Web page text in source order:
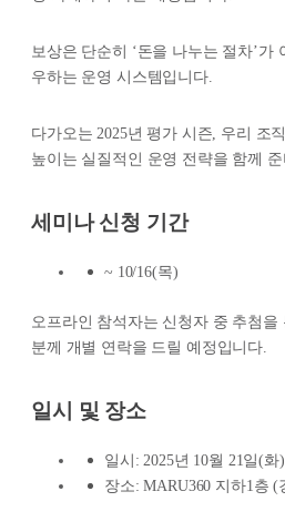
보상은 단순히 ‘돈을 나누는 절차’
우하는 운영 시스템입니다.
다가오는 2025년 평가 시즌, 우리 조
높이는 실질적인 운영 전략을 함께 준
세미나 신청 기간
~ 10/16(목)
오프라인 참석자는 신청자 중 추첨
분께 개별 연락을 드릴 예정입니다.
일시 및 장소
일시: 2025년 10월 21일(화
장소: MARU360 지하1층 (